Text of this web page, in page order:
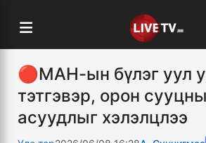
🔴МАН-ын бүлэг уул
тэтгэвэр, орон
асуудлыг хэлэлцлээ